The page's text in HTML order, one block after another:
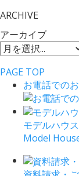
ARCHIVE
アーカイブ
PAGE TOP
お電話での
モデルハウス
Model